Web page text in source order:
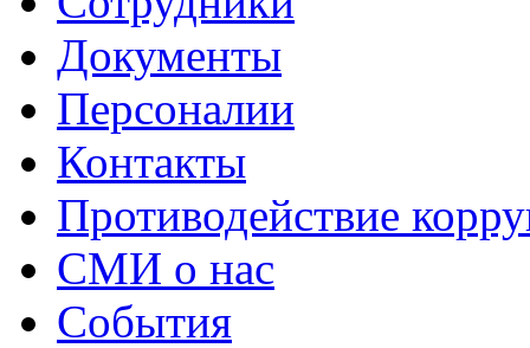
Документы
Персоналии
Контакты
Противодействие
СМИ о нас
События